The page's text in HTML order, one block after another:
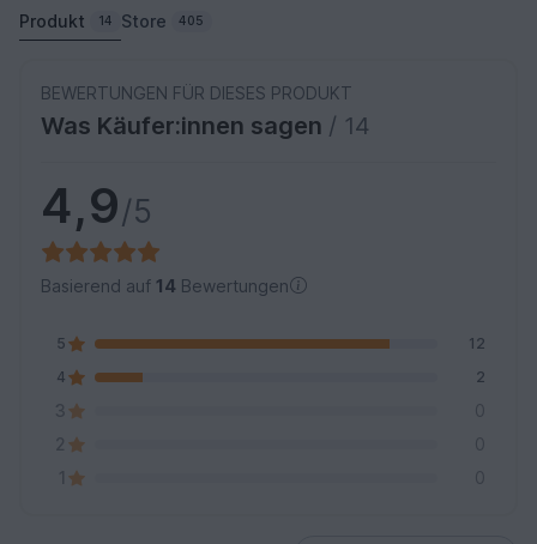
Produkt 14 Store 405
BEWERTUNGEN FÜR DIESES PRODUKT
Was Käufer:innen sagen / 14
4,9/5
Basierend auf 14 Bewertungen
5
12
4
2
3
0
2
0
1
0